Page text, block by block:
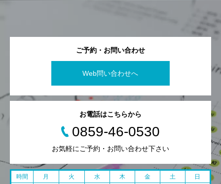
ご予約・お問い合わせ
Web問い合わせへ
お電話はこちらから
0859-46-0530
お気軽にご予約・お問い合わせ下さい
時間 月 火 水 木 金 土
日